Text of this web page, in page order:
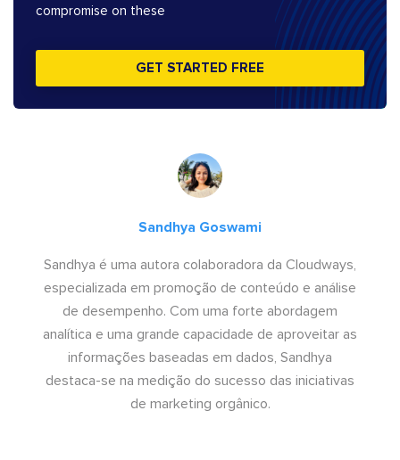
compromise on these
GET STARTED FREE
Sandhya Goswami
Sandhya é uma autora colaboradora da Cloudways,
especializada em promoção de conteúdo e análise
de desempenho. Com uma forte abordagem
analítica e uma grande capacidade de aproveitar as
informações baseadas em dados, Sandhya
destaca-se na medição do sucesso das iniciativas
de marketing orgânico.